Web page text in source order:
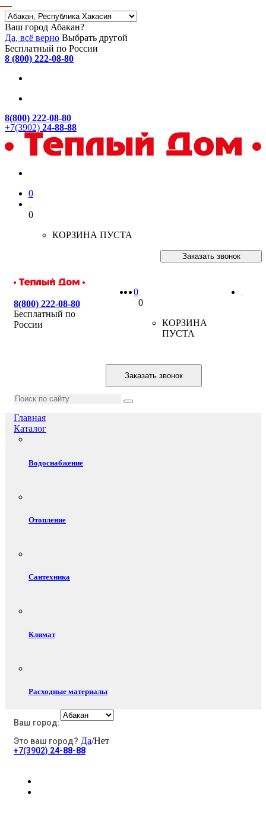
Ваш город Абакан?
Да, всё верно Выбрать другой
Бесплатный по России
8 (800) 222-08-80
8(800) 222-08-80
+7(3902) 24-88-88
0
0
КОРЗИНА ПУСТА
Заказать звонок
8(800) 222-08-80
Бесплатный по
России
0
0
КОРЗИНА
ПУСТА
Заказать звонок
Главная
Каталог
Водоснабжение
Отопление
Сантехника
Климат
Расходные материалы
Электротовары
Ваш город:
Это ваш город? Да/Нет
+7(3902) 24-88-88